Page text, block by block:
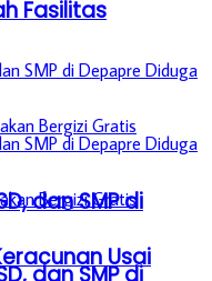
dan SMP di
Usai
Fasilitas
dan SMP di